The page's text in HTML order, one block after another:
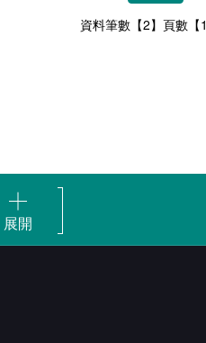
資料筆數【2】頁數【
展開